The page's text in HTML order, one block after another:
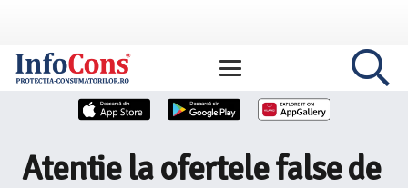
Atentie la ofertele false de